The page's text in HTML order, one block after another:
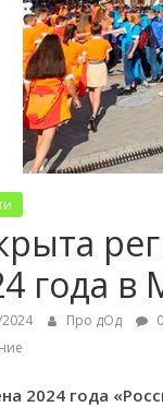
года в
Про дОд
2024 года